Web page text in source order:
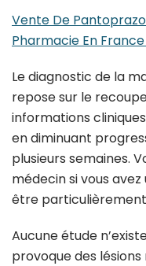
Vente De
Pharmacie En
Le diagnostic de la
repose sur le
informations
en diminuant
plusieurs semaines.
médecin si vous
être
Aucune étude
provoque des